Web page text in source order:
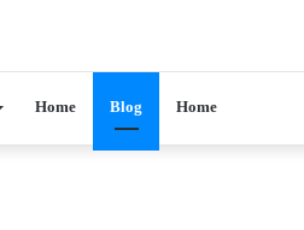
Home Blog Home